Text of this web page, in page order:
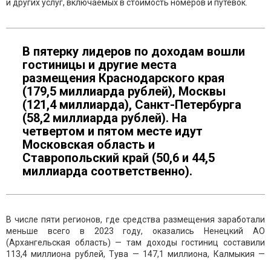
и других услуг, включаемых в стоимость номеров и путевок.
В пятерку лидеров по доходам вошли
гостиницы и другие места
размещения Краснодарского края
(179,5 миллиарда рублей), Москвы
(121,4 миллиарда), Санкт-Петербурга
(58,2 миллиарда рублей). На
четвертом и пятом месте идут
Московская область и
Ставропольский край (50,6 и 44,5
миллиарда соответственно).
В числе пяти регионов, где средства размещения заработали
меньше всего в 2023 году, оказались Ненецкий АО
(Архангельская область) — там доходы гостиниц составили
113,4 миллиона рублей, Тува — 147,1 миллиона, Калмыкия —